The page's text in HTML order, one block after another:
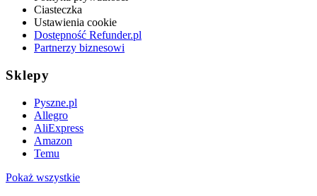
Ciasteczka
Ustawienia cookie
Dostępność Refunder.pl
Partnerzy biznesowi
Sklepy
Pyszne.pl
Allegro
AliExpress
Amazon
Temu
Pokaż wszystkie